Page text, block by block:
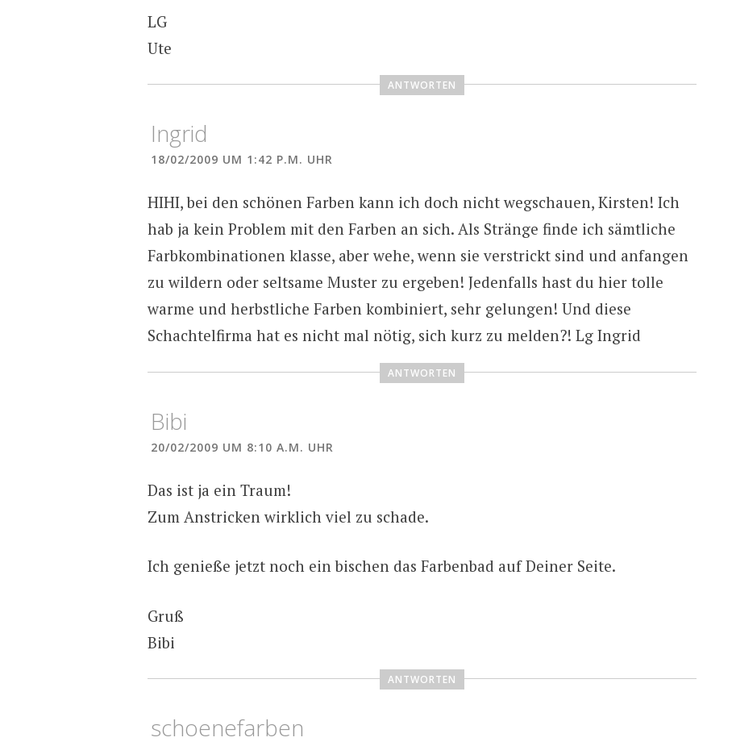
LG
Ute
ANTWORTEN
Ingrid
18/02/2009 UM 1:42 P.M. UHR
HIHI, bei den schönen Farben kann ich doch nicht wegschauen, Kirsten! Ich
hab ja kein Problem mit den Farben an sich. Als Stränge finde ich sämtliche
Farbkombinationen klasse, aber wehe, wenn sie verstrickt sind und anfangen
zu wildern oder seltsame Muster zu ergeben! Jedenfalls hast du hier tolle
warme und herbstliche Farben kombiniert, sehr gelungen! Und diese
Schachtelfirma hat es nicht mal nötig, sich kurz zu melden?! Lg Ingrid
ANTWORTEN
Bibi
20/02/2009 UM 8:10 A.M. UHR
Das ist ja ein Traum!
Zum Anstricken wirklich viel zu schade.
Ich genieße jetzt noch ein bischen das Farbenbad auf Deiner Seite.
Gruß
Bibi
ANTWORTEN
schoenefarben